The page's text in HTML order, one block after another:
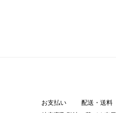
お支払い 配送・送料